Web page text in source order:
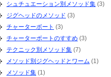
シュチュエーション別メソッド集 (3)
ジグヘッドのメソッド (3)
チャーターボート (3)
チャーターボートのすすめ (3)
テクニック別メソッド集 (7)
メソッド別ジグヘッドとワーム (1)
メソッド集 (1)